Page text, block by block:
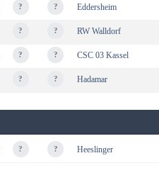
Eddersheim
?
?
RW Walldorf
?
?
CSC 03 Kassel
?
?
Hadamar
?
?
Heeslinger
?
?